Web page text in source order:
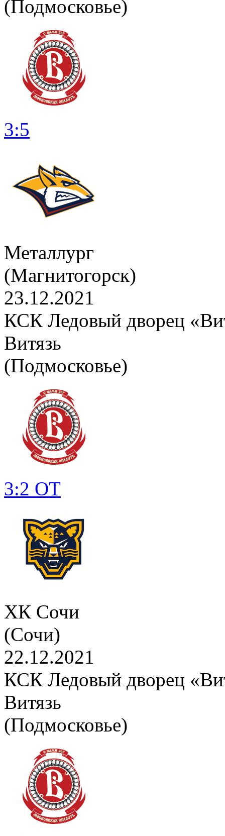
(Подмосковье)
3:5
Металлург
(Магнитогорск)
23.12.2021
КСК Ледовый дворец
Витязь
(Подмосковье)
3:2 ОТ
ХК Сочи
(Сочи)
22.12.2021
КСК Ледовый дворец
Витязь
(Подмосковье)